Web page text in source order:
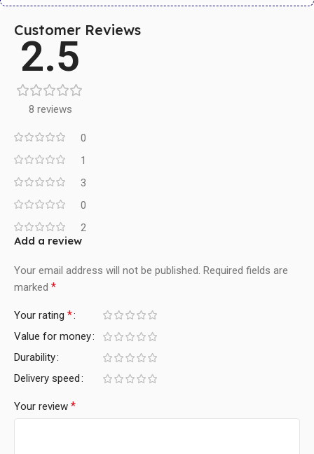
Customer Reviews
2.5
8 reviews
0
1
3
0
2
Add a review
Your email address will not be published. Required fields are
marked *
Your rating *
Value for money
Durability
Delivery speed
Your review *